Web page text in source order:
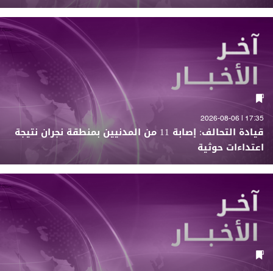
17:35 | 2026-08-06
قيادة التحالف: إصابة 11 من المدنيين بمنطقة نجران نتيجة
اعتداءات حوثية